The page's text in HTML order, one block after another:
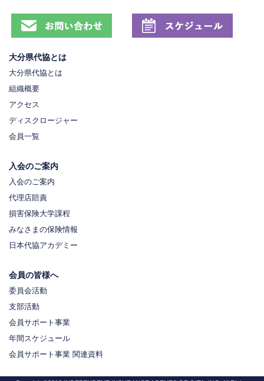
大分県代協とは
大分県代協とは
組織概要
アクセス
ディスクロージャー
会員一覧
入会のご案内
入会のご案内
代理店賠責
損害保険大学課程
みなさまの保険情報
日本代協アカデミー
会員の皆様へ
委員会活動
支部活動
会員サポート事業
年間スケジュール
会員サポート事業 関連資料